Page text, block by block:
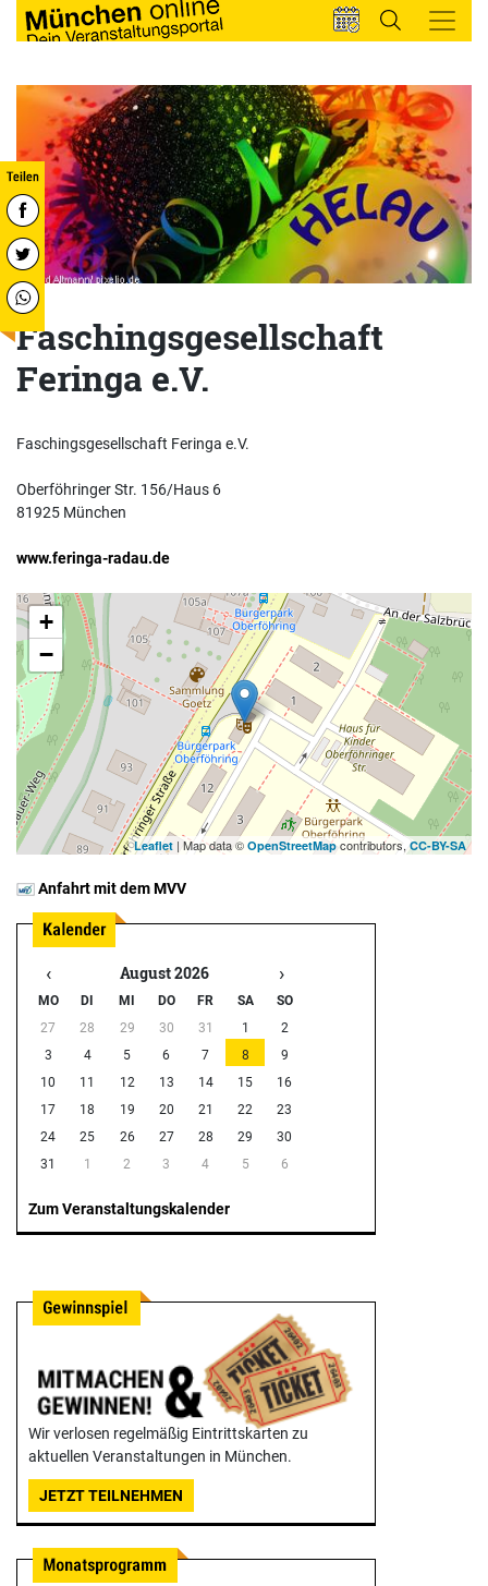
Faschingsgesellschaft
Feringa e.V.
Faschingsgesellschaft Feringa e.V.
Oberföhringer Str. 156/Haus 6
81925 München
www.feringa-radau.de
+
−
Leaflet | Map data © OpenStreetMapcontributors, CC-BY-SA
Anfahrt mit dem MVV
‹ August 2026 ›
MO DI MI DO FR SA
SO
27
28 29 30 31 1
2
3
4 5 6 7 8
9
10
11 12 13 14 15
16
17
18 19 20 21 22
23
24
25 26 27 28 29
30
31
1 2 3 4 5 6
Zum Veranstaltungskalender
Wir verlosen regelmäßig Eintrittskarten zu
aktuellen Veranstaltungen in München.
JETZT TEILNEHMEN